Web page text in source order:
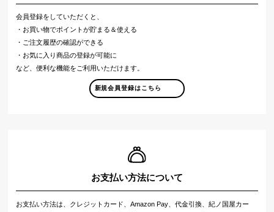
会員登録をしていただくと、
・お買い物でポイントが貯まる＆使える
・ご注文履歴の確認ができる
・お気に入り商品の登録が可能に
など、便利な機能をご利用いただけます。
新規会員登録はこちら
お支払い方法について
お支払い方法は、クレジットカード、Amazon Pay、代金引換、紀ノ国屋カー